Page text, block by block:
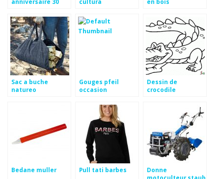
anniversaire 30
cultura en bois
Sac a buche
natureo
Gouges pfeil
occasion
Dessin de
crocodile
Bedane muller Pull tati barbes
Donne